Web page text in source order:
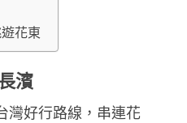
花東
濱
灣好行路線，串連花